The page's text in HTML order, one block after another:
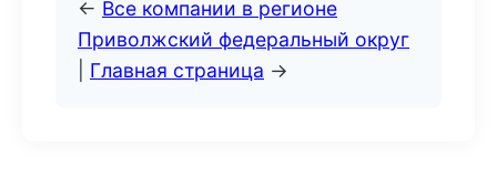
← Все компании в регионе
Приволжский федеральный округ
Главная страница →